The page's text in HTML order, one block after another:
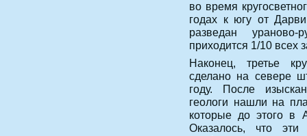
во время
годах к югу от
разведан
приходится 1/10 всех
Наконец, третье
сделано на севере
году. После
геологи нашли на
которые до этого в
Оказалось, что